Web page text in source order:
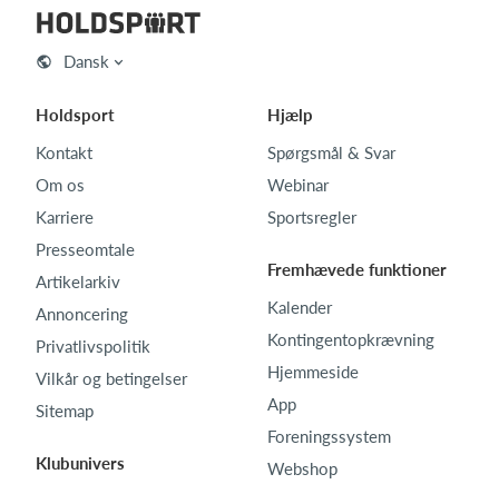
Dansk
Holdsport
Kontakt
Om os
Karriere
Presseomtale
Artikelarkiv
Annoncering
Privatlivspolitik
Vilkår og betingelser
Sitemap
Klubunivers
Hjælp
Spørgsmål & Svar
Webinar
Sportsregler
Fremhævede funktioner
Kalender
Kontingentopkrævning
Hjemmeside
App
Foreningssystem
Webshop